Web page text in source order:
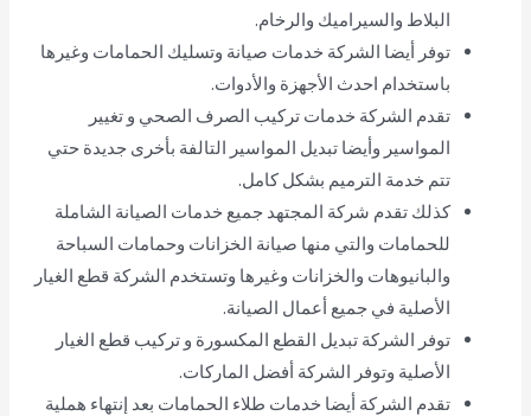
البلاط والسيراميك والرخام.
توفر أيضا الشركة خدمات صيانة وتسليك الحمامات وغيرها
باستخدام احدث الأجهزة والأدوات.
تقدم الشركة خدمات تركيب الصرف الصحي و تغيير
المواسير وأيضا تبديل المواسير التالفة بأخرى جديدة حتي
تتم خدمة الترميم بشكل كامل.
كذلك تقدم شركة المجتهد جميع خدمات الصيانة الشاملة
للحمامات والتي منها صيانة الخزانات وحمامات السباحة
والبانيوهات والخزانات وغيرها وتستخدم الشركة قطع الغيار
الأصلية في جميع أعمال الصيانة.
توفر الشركة تبديل القطع المكسورة و تركيب قطع الغيار
الأصلية وتوفر الشركة أفضل الماركات.
تقدم الشركة أيضا خدمات طلاء الحمامات بعد إنتهاء هملية